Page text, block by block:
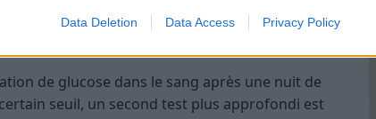
Data Deletion Data Access Privacy Policy
à jeun
de glucose dans le sang après une nuit de
seuil, un second test plus approfondi est